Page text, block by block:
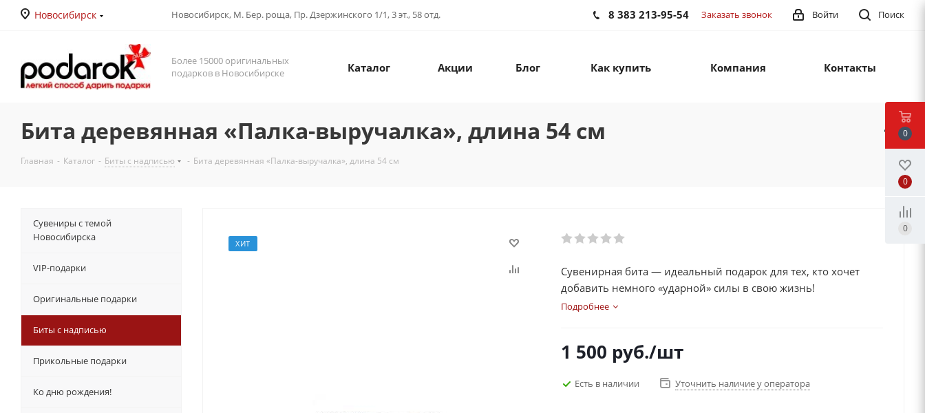
Новосибирск Новосибирск, М. Бер. роща, Пр. Дзержинского 1/1, 3 эт., 58 отд. Поиск
Войти
8 383 213-95-54 Заказать звонок
Более 15000 оригинальных
подарков в Новосибирске
Каталог Акции Блог Как купить Компания Контакты
Бита деревянная «Палка-выручалка», длина 54 см
Главная - Каталог - Биты с надписью - Бита деревянная «Палка-выручалка», длина 54 см
ХИТ
Сувенирная бита — идеальный подарок для тех, кто хочет
добавить немного «ударной» силы в свою жизнь!
Подробнее
1 500 руб./шт
Есть в наличии Уточнить наличие у оператора
Сувениры с темой
Новосибирска
VIP-подарки
Оригинальные подарки
Биты с надписью
Прикольные подарки
Ко дню рождения!
0
0
0